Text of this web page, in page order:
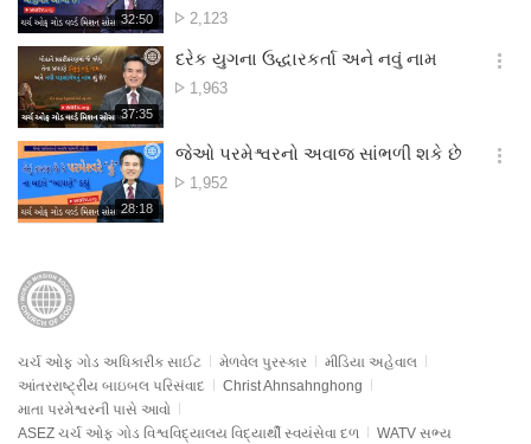
재
생
시
간
32:50
દૃશ્ય
2,123
기
재
생
시
간
37:35
દરેક યુગના ઉદ્ધારકર્તા અને નવું નામ
દૃશ્ય
1,963
옵
기
재
생
28:18
જેઓ પરમેશ્વરનો અવાજ સાંભળી શકે છે
દૃશ્ય
1,952
옵
ચર્ચ ઓફ ગોડ અધિકારીક સાઈટ મેળવેલ પુરસ્કાર
મીડિયા અહેવાલ
આંતરરાષ્ટ્રીય બાઇબલ પરિસંવાદ
Christ Ahnsahnghong
માતા પરમેશ્વરની પાસે આવો
ASEZ ચર્ચ ઓફ ગોડ વિશ્વવિદ્યાલય વિદ્યાર્થી સ્વયંસેવા દળ
WATV સભ્ય